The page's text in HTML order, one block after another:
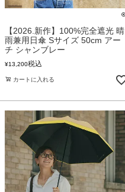
【2026.新作】100%完全遮光 晴
雨兼用日傘 Sサイズ 50cm アー
チ シャンブレー
¥13,200税込
カートに入れる